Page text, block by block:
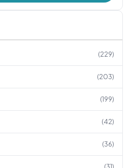
(229)
(203)
(199)
(42)
(36)